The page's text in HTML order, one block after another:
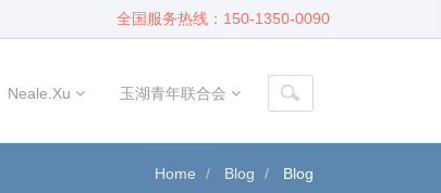
全国服务热线：150-1350-0090
Neale.Xu 玉湖青年联合会
Home Blog Blog